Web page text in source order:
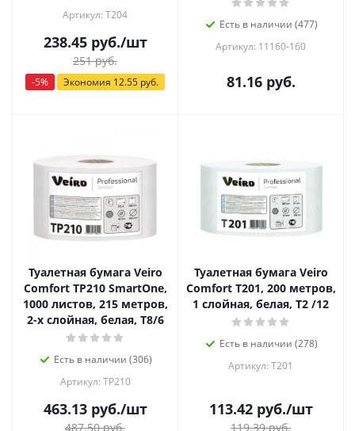
Артикул: Т204
238.45руб./шт
251руб.
-5% Экономия 12.55 руб.
Есть в наличии (477)
Артикул: 11160-160
81.16руб.
Туалетная бумага Veiro
Comfort ТР210 SmartOne,
1000 листов, 215 метров,
2-х слойная, белая, Т8/6
Есть в наличии (306)
Артикул: TP210
463.13руб./шт
487.50руб.
Туалетная бумага Veiro
Comfort Т201, 200 метров,
1 слойная, белая, Т2 /12
Есть в наличии (278)
Артикул: Т201
113.42руб./шт
119.39руб.